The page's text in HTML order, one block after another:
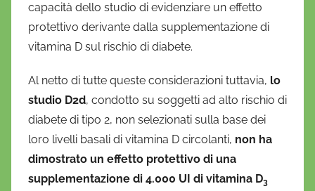
capacità dello studio di evidenziare un effetto
protettivo derivante dalla supplementazione di
vitamina D sul rischio di diabete.
Al netto di tutte queste considerazioni tuttavia, lo
studio D2d, condotto su soggetti ad alto rischio di
diabete di tipo 2, non selezionati sulla base dei
loro livelli basali di vitamina D circolanti, non ha
dimostrato un effetto protettivo di una
supplementazione di 4.000 UI di vitamina D3